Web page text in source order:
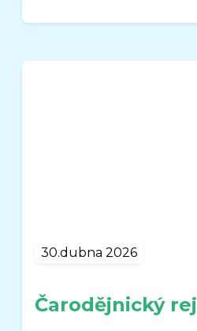
30.dubna 2026
Čarodějnický rej